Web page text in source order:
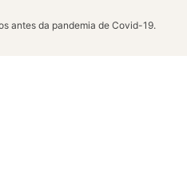
antes da pandemia de Covid-19.